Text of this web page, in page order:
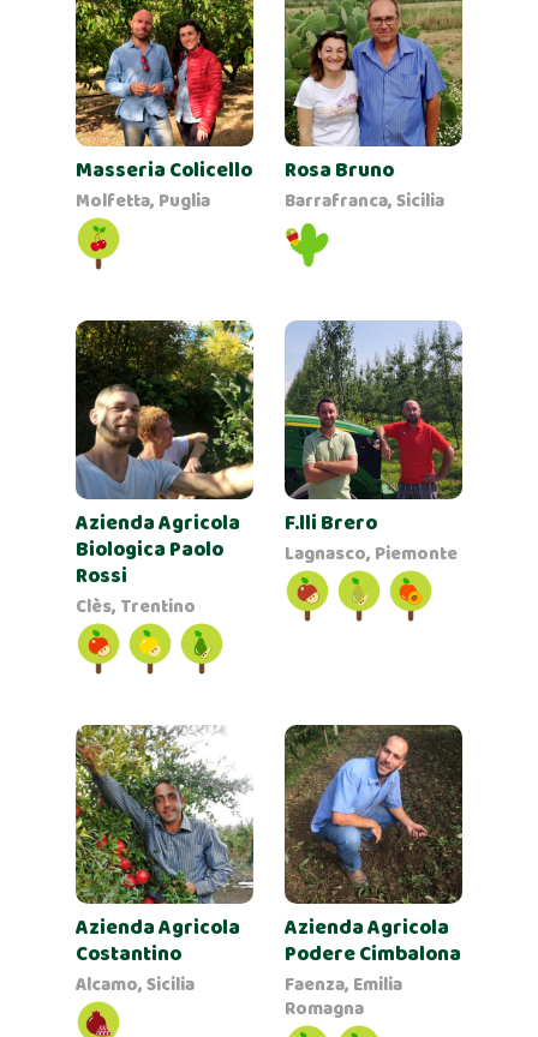
Masseria Colicello
Molfetta, Puglia
Rosa Bruno
Barrafranca, Sicilia
Azienda Agricola
Biologica Paolo
Rossi
Clès, Trentino
F.lli Brero
Lagnasco, Piemonte
Azienda Agricola
Costantino
Alcamo, Sicilia
Azienda Agricola
Podere Cimbalona
Faenza, Emilia
Romagna